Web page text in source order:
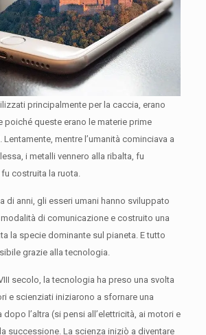
principalmente per la caccia, erano
poiché queste erano le materie prime
Lentamente, mentre l’umanità cominciava a
i metalli vennero alla ribalta, fu
costruita la ruota.
di anni, gli esseri umani hanno sviluppato
di comunicazione e costruito una
la specie dominante sul pianeta. E tutto
grazie alla tecnologia.
secolo, la tecnologia ha preso una svolta
e scienziati iniziarono a sfornare una
l’altra (si pensi all’elettricità, ai motori e
successione. La scienza iniziò a diventare